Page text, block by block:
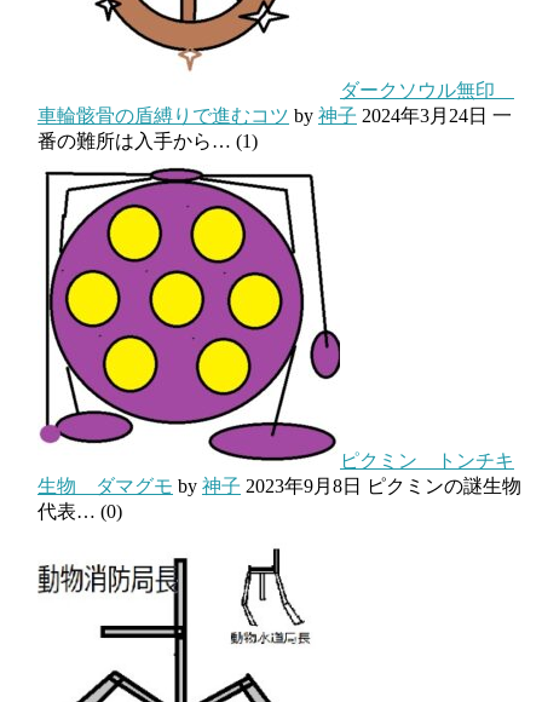
ダークソウル無印
車輪骸骨の盾縛りで進むコツ by 神子 2024年3月24日 一
番の難所は入手から… (1)
ピクミン トンチキ
生物 ダマグモ by 神子 2023年9月8日
ピクミンの謎生物
代表… (0)